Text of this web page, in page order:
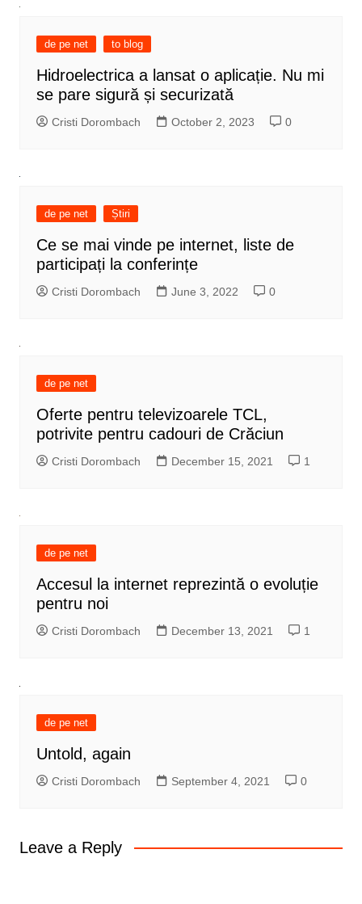
de pe net to blog
Hidroelectrica a lansat o aplicație. Nu mi
se pare sigură și securizată
Cristi Dorombach October 2, 2023 0
de pe net Știri
Ce se mai vinde pe internet, liste de
participați la conferințe
Cristi Dorombach June 3, 2022 0
de pe net
Oferte pentru televizoarele TCL,
potrivite pentru cadouri de Crăciun
Cristi Dorombach December 15, 2021 1
de pe net
Accesul la internet reprezintă o evoluție
pentru noi
Cristi Dorombach December 13, 2021 1
de pe net
Untold, again
Cristi Dorombach September 4, 2021 0
Leave a Reply